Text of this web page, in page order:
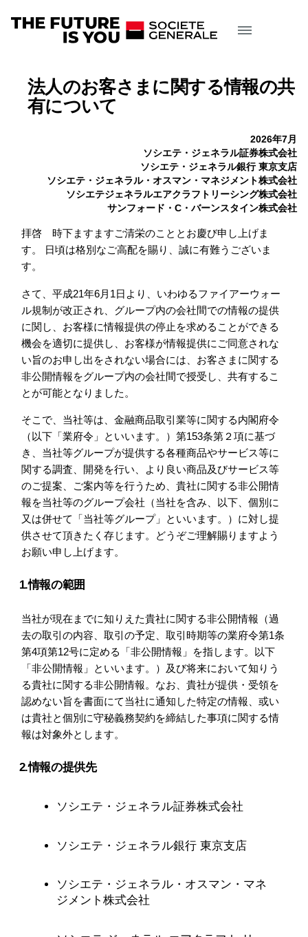
法人のお客さまに関する情報の共
有について
2026年7月
ソシエテ・ジェネラル証券株式会社
ソシエテ・ジェネラル銀行 東京支店
ソシエテ・ジェネラル・オスマン・マネジメント株式会社
ソシエテジェネラルエアクラフトリーシング株式会社
サンフォード・C・バーンスタイン株式会社
拝啓 時下ますますご清栄のこととお慶び申し上げま
す。 日頃は格別なご高配を賜り、誠に有難うございま
す。
さて、平成21年6月1日より、いわゆるファイアーウォー
ル規制が改正され、グループ内の会社間での情報の提供
に関し、お客様に情報提供の停止を求めることができる
機会を適切に提供し、お客様が情報提供にご同意されな
い旨のお申し出をされない場合には、お客さまに関する
非公開情報をグループ内の会社間で授受し、共有するこ
とが可能となりました。
そこで、当社等は、金融商品取引業等に関する内閣府令
（以下「業府令」といいます。）第153条第２項に基づ
き、当社等グループが提供する各種商品やサービス等に
関する調査、開発を行い、より良い商品及びサービス等
のご提案、ご案内等を行うため、貴社に関する非公開情
報を当社等のグループ会社（当社を含み、以下、個別に
又は併せて「当社等グループ」といいます。）に対し提
供させて頂きたく存じます。どうぞご理解賜りますよう
お願い申し上げます。
1.情報の範囲
当社が現在までに知りえた貴社に関する非公開情報（過
去の取引の内容、取引の予定、取引時期等の業府令第1条
第4項第12号に定める「非公開情報」を指します。以下
「非公開情報」といいます。）及び将来において知りう
る貴社に関する非公開情報。なお、貴社が提供・受領を
認めない旨を書面にて当社に通知した特定の情報、或い
は貴社と個別に守秘義務契約を締結した事項に関する情
報は対象外とします。
2.情報の提供先
ソシエテ・ジェネラル証券株式会社
ソシエテ・ジェネラル銀行 東京支店
ソシエテ・ジェネラル・オスマン・マネ
ジメント株式会社